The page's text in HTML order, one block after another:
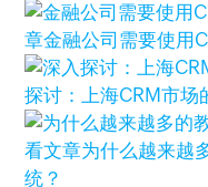
章金融公司需要使用
探讨：上海CRM市场
看文章为什么越来越
统？